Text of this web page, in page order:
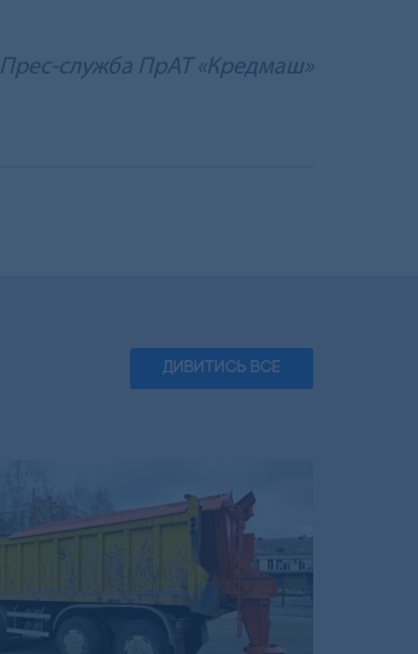
Прес-служба ПрАТ «Кредмаш»
ДИВИТИСЬ ВСЕ